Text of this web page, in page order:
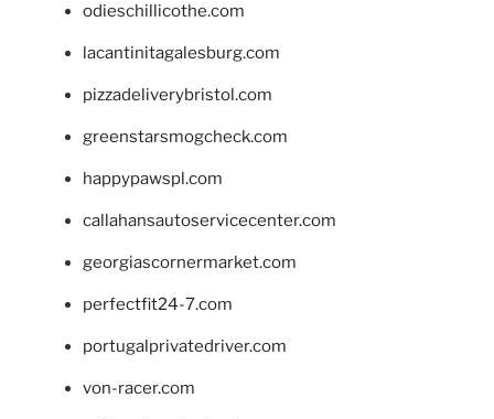
odieschillicothe.com
lacantinitagalesburg.com
pizzadeliverybristol.com
greenstarsmogcheck.com
happypawspl.com
callahansautoservicecenter.com
georgiascornermarket.com
perfectfit24-7.com
portugalprivatedriver.com
von-racer.com